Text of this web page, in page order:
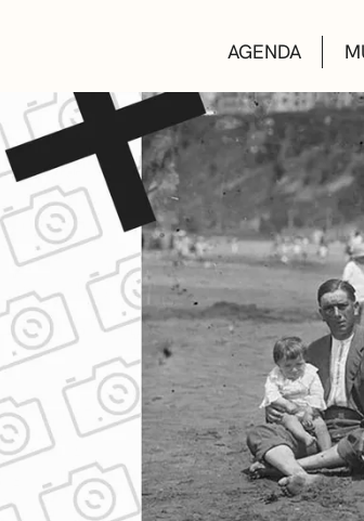
AGENDA
AULAS DE
BIBLIOTECAS
ESCUELA DE